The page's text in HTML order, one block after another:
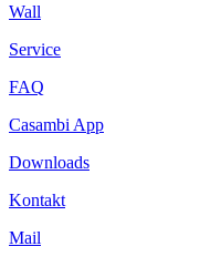
Wall
Service
FAQ
Casambi App
Downloads
Kontakt
Mail